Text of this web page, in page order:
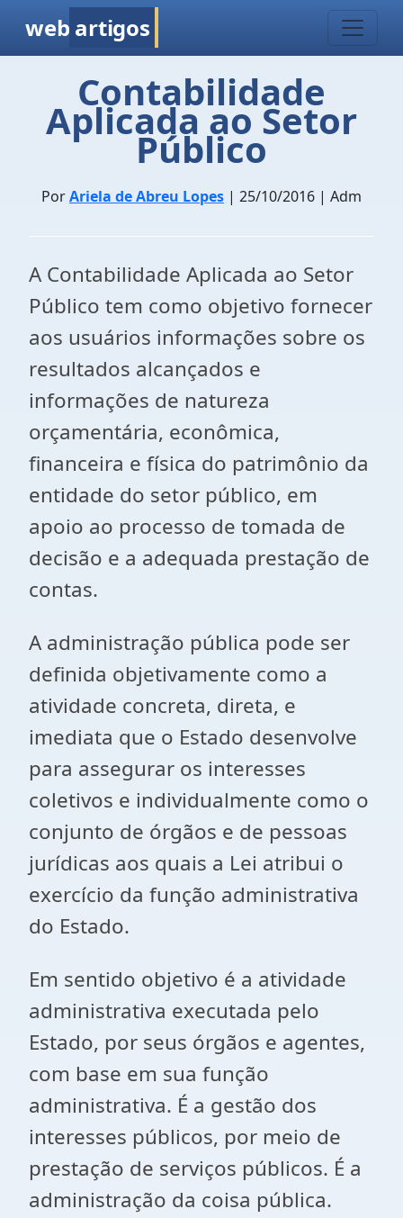
web artigos
Contabilidade
Aplicada ao Setor
Público
PorAriela de Abreu Lopes | 25/10/2016 | Adm
A Contabilidade Aplicada ao Setor
Público tem como objetivo fornecer
aos usuários informações sobre os
resultados alcançados e
informações de natureza
orçamentária, econômica,
financeira e física do patrimônio da
entidade do setor público, em
apoio ao processo de tomada de
decisão e a adequada prestação de
contas.
A administração pública pode ser
definida objetivamente como a
atividade concreta, direta, e
imediata que o Estado desenvolve
para assegurar os interesses
coletivos e individualmente como o
conjunto de órgãos e de pessoas
jurídicas aos quais a Lei atribui o
exercício da função administrativa
do Estado.
Em sentido objetivo é a atividade
administrativa executada pelo
Estado, por seus órgãos e agentes,
com base em sua função
administrativa. É a gestão dos
interesses públicos, por meio de
prestação de serviços públicos. É a
administração da coisa pública.